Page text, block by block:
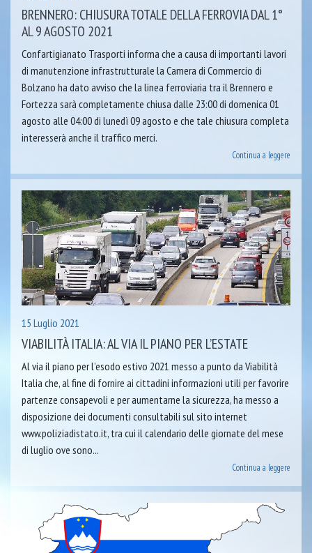
BRENNERO: CHIUSURA TOTALE DELLA FERROVIA DAL 1°
AL 9 AGOSTO 2021
Confartigianato Trasporti informa che a causa di importanti lavori
di manutenzione infrastrutturale la Camera di Commercio di
Bolzano ha dato avviso che la linea ferroviaria tra il Brennero e
Fortezza sarà completamente chiusa dalle 23:00 di domenica 01
agosto alle 04:00 di lunedì 09 agosto e che tale chiusura completa
interesserà anche il traffico merci.
Continua a leggere
15 Luglio 2021
VIABILITÀ ITALIA: AL VIA IL PIANO PER L’ESTATE
Al via il piano per l’esodo estivo 2021 messo a punto da Viabilità
Italia che, al fine di fornire ai cittadini informazioni utili per favorire
partenze consapevoli e per aumentarne la sicurezza, ha messo a
disposizione dei documenti consultabili sul sito internet
www.poliziadistato.it, tra cui il calendario delle giornate del mese
di luglio ove sono...
Continua a leggere